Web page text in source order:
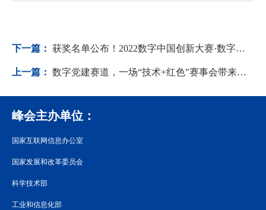
下一篇： 获奖名单公布！2022数字中国创新大赛·数字低碳赛道决赛举行
上一篇： 数字党建赛道，一场“技术+红色”赛事会带来哪些效应？
峰会主办单位：
国家互联网信息办公室
国家发展和改革委员会
科学技术部
工业和信息化部